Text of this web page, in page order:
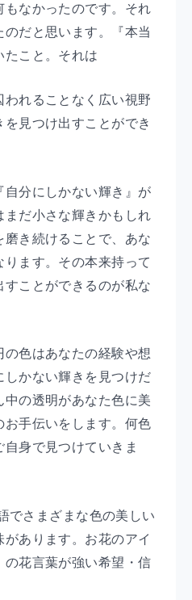
なかったのです。それ
だと思います。『本当
たこと。それは
われることなく広い視野
見つけ出すことができ
分にしかない輝き』が
だ小さな輝きかもしれ
き続けることで、あな
ます。その本来持って
ことができるのが私な
の色はあなたの経験や想
かない輝きを見つけだ
中の透明があなた色に美
お手伝いをします。何色
身で見つけていきま
でさまざまな色の美しい
あります。お花のアイ
の花言葉が強い希望・信